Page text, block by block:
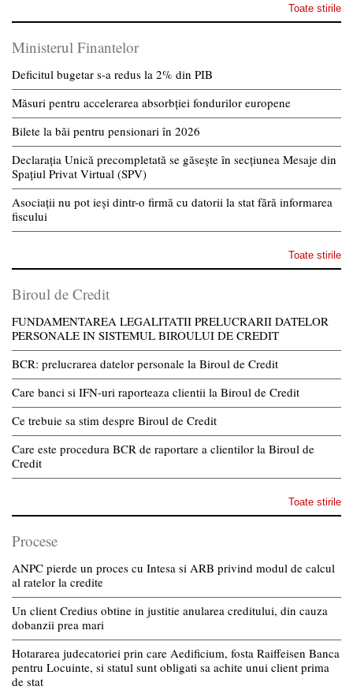
Toate stirile
Ministerul Finantelor
Deficitul bugetar s-a redus la 2% din PIB
Măsuri pentru accelerarea absorbției fondurilor europene
Bilete la băi pentru pensionari în 2026
Declarația Unică precompletată se găsește în secțiunea Mesaje din
Spațiul Privat Virtual (SPV)
Asociații nu pot ieși dintr-o firmă cu datorii la stat fără informarea
fiscului
Toate stirile
Biroul de Credit
FUNDAMENTAREA LEGALITATII PRELUCRARII DATELOR
PERSONALE IN SISTEMUL BIROULUI DE CREDIT
BCR: prelucrarea datelor personale la Biroul de Credit
Care banci si IFN-uri raporteaza clientii la Biroul de Credit
Ce trebuie sa stim despre Biroul de Credit
Care este procedura BCR de raportare a clientilor la Biroul de
Credit
Toate stirile
Procese
ANPC pierde un proces cu Intesa si ARB privind modul de calcul
al ratelor la credite
Un client Credius obtine in justitie anularea creditului, din cauza
dobanzii prea mari
Hotararea judecatoriei prin care Aedificium, fosta Raiffeisen Banca
pentru Locuinte, si statul sunt obligati sa achite unui client prima
de stat